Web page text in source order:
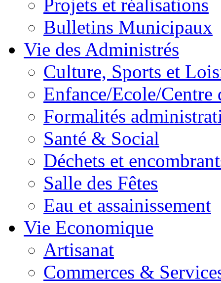
Projets et réalisations
Bulletins Municipaux
Vie des Administrés
Culture, Sports et
Enfance/Ecole/Centre
Formalités
Santé & Social
Déchets et
Salle des Fêtes
Eau et assainissement
Vie Economique
Artisanat
Commerces &